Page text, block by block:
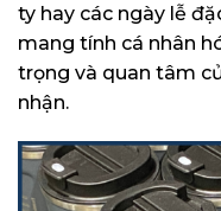
ty hay các ngày lễ
mang tính cá nhân
trọng và quan tâm
nhận.